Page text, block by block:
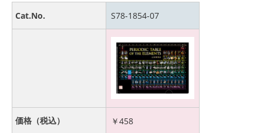
Cat.No. S78-1854-07
価格（税込） ￥458